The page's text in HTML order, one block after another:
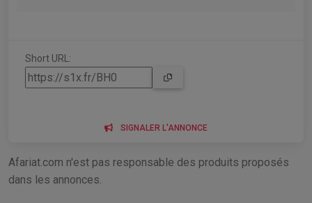
Short URL:
SIGNALER L'ANNONCE
Afariat.com n'est pas responsable des produits proposés
dans les annonces.